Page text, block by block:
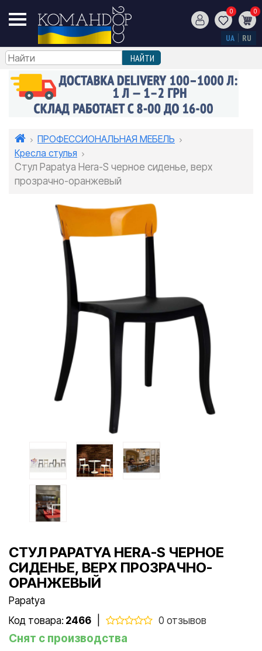
0 0
UA RU
ПРОФЕССИОНАЛЬНАЯ МЕБЕЛЬ
Кресла стулья
Стул Papatya Hera-S черное сиденье, верх
прозрачно-оранжевый
СТУЛ PAPATYA HERA-S ЧЕРНОЕ
СИДЕНЬЕ, ВЕРХ ПРОЗРАЧНО-
ОРАНЖЕВЫЙ
Papatya
Код товара: 2466 0 отзывов
Снят с производства